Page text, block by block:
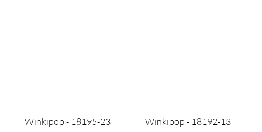
Winkipop - 18195-23 Winkipop - 18192-13